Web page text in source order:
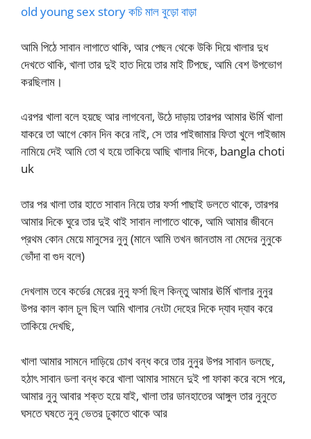
old young sex story কচি মাল বুড়ো বাড়া
আমি পিঠে সাবান লাগাতে থাকি, আর পেছন থেকে উকি দিয়ে খালার দুধ
দেখতে থাকি, খালা তার দুই হাত দিয়ে তার মাই টিপছে, আমি বেশ উপভোগ
করছিলাম।
এরপর খালা বলে হয়ছে আর লাগবেনা, উঠে দাড়ায় তারপর আমার ঊর্মি খালা
যাকরে তা আগে কোন দিন করে নাই, সে তার পাইজামার ফিতা খুলে পাইজাম
নামিয়ে দেই আমি তো থ হয়ে তাকিয়ে আছি খালার দিকে, bangla choti
uk
তার পর খালা তার হাতে সাবান নিয়ে তার ফর্সা পাছাই ডলতে থাকে, তারপর
আমার দিকে ঘুরে তার দুই থাই সাবান লাগাতে থাকে, আমি আমার জীবনে
প্রথম কোন মেয়ে মানুসের নুনু (মানে আমি তখন জানতাম না মেদের নুনুকে
ভোঁদা বা গুদ বলে)
দেখলাম তবে কর্ডের মেরের নুনু ফর্সা ছিল কিন্তু আমার ঊর্মি খালার নুনুর
উপর কাল কাল চুল ছিল আমি খালার নেংটা দেহের দিকে দ্যাব দ্যাব করে
তাকিয়ে দেখছি,
খালা আমার সামনে দাড়িয়ে চোখ বন্ধ করে তার নুনুর উপর সাবান ডলছে,
হঠাৎ সাবান ডলা বন্ধ করে খালা আমার সামনে দুই পা ফাকা করে বসে পরে,
আমার নুনু আবার শক্ত হয়ে যাই, খালা তার ডানহাতের আঙ্গুল তার নুনুতে
ঘসতে ঘষতে নুনু ভেতর ঢুকাতে থাকে আর